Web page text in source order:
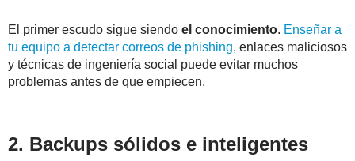
El primer escudo sigue siendo el conocimiento. Enseñar a
tu equipo a detectar correos de phishing, enlaces maliciosos
y técnicas de ingeniería social puede evitar muchos
problemas antes de que empiecen.
2. Backups sólidos e inteligentes